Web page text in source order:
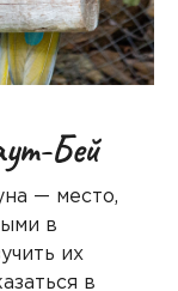
Бей
— место,
в
их
в